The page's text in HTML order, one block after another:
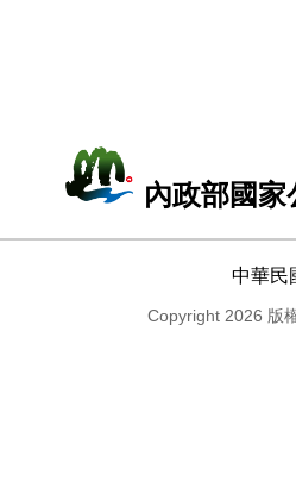
內政部國
中華民
Copyright 2026 版